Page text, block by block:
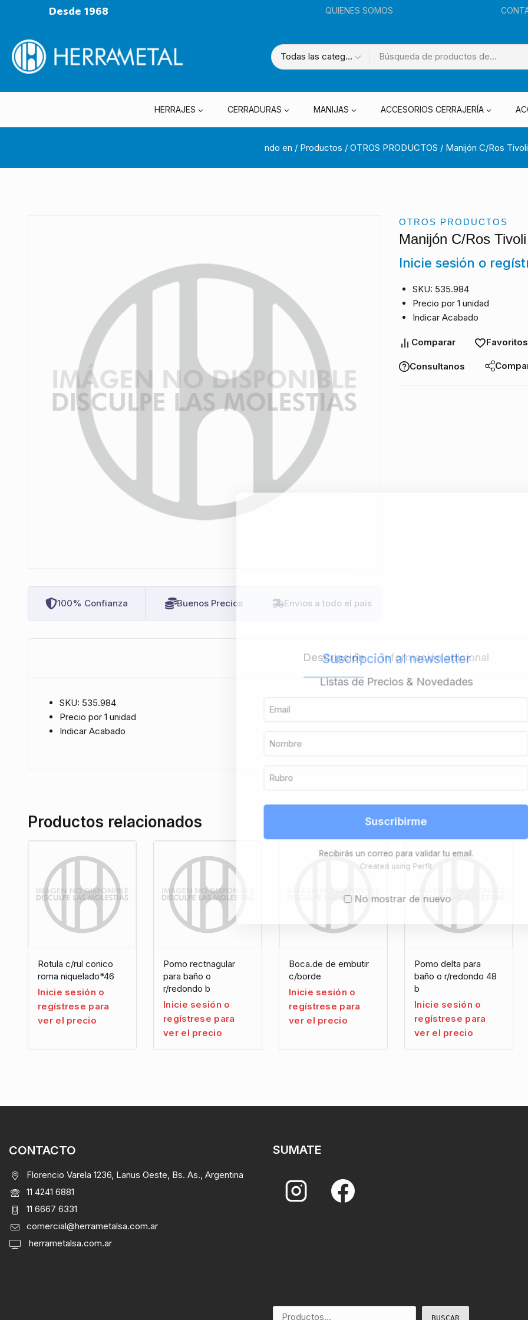
Desde 1968 QUIENES SOMOS
HERRAJES CERRADURAS MANIJAS ACCESORIOS CERRAJERÍA
ndo en / Productos / OTROS PRODUCTOS / Manijón C/Ros Tivoli
100% Confianza Buenos Precios Envios a todo el pais
OTROS PRODUCTOS
Manijón C/Ros Tivoli
Inicie sesión o
SKU: 535.984
Precio por 1 unidad
Indicar Acabado
Comparar Favoritos
Consultanos
Descripción Información adicional
SKU: 535.984
Precio por 1 unidad
Indicar Acabado
Productos relacionados
Rotula c/rul conico
roma niquelado*46
Inicie sesión o
regístrese para
ver el precio
Pomo rectnagular
para baño o
r/redondo b
Inicie sesión o
regístrese para
ver el precio
Boca.de de embutir
c/borde
Inicie sesión o
regístrese para
ver el precio
Pomo delta para
baño o r/redondo 48
b
Inicie sesión o
regístrese para
ver el precio
CONTACTO
Florencio Varela 1236, Lanus Oeste, Bs. As., Argentina
11 4241 6881
11 6667 6331
comercial@herrametalsa.com.ar
herrametalsa.com.ar
SUMATE
BUSCAR
Suscripción al newsletter
Listas de Precios & Novedades
Suscribirme
Recibirás un correo para validar tu email.
Created using Perfit
No mostrar de nuevo